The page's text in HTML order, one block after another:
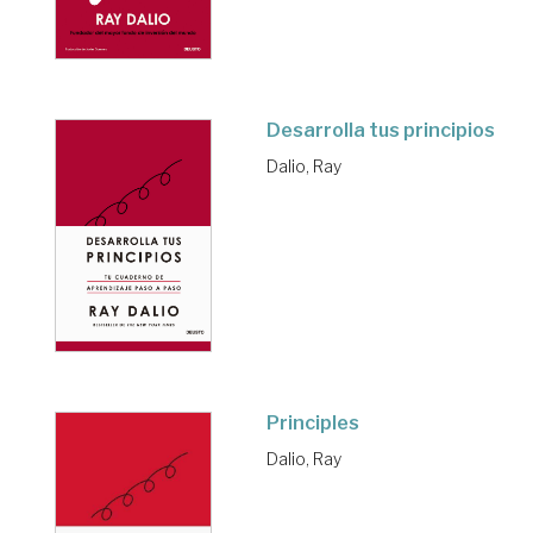
Desarrolla tus principios
Dalio, Ray
Principles
Dalio, Ray